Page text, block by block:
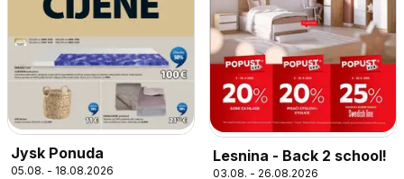
Jysk Ponuda
05.08. - 18.08.2026
Lesnina - Back 2 school!
03.08. - 26.08.2026